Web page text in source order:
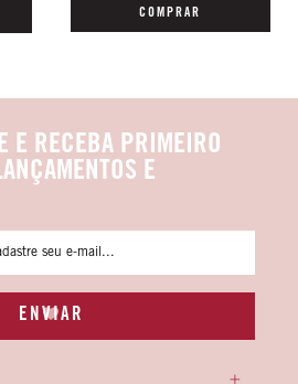
COMPRAR
E RECEBA PRIMEIRO
E